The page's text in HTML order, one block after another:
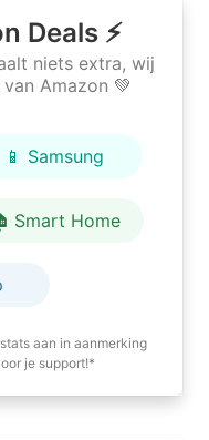
Deals ⚡
niets extra, wij
Amazon 💚
📱 Samsung
Smart Home
aan in aanmerking
je support!*